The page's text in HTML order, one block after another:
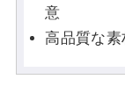
意
高品質な素